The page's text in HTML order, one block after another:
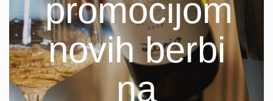
promocijom
novih berbi
na